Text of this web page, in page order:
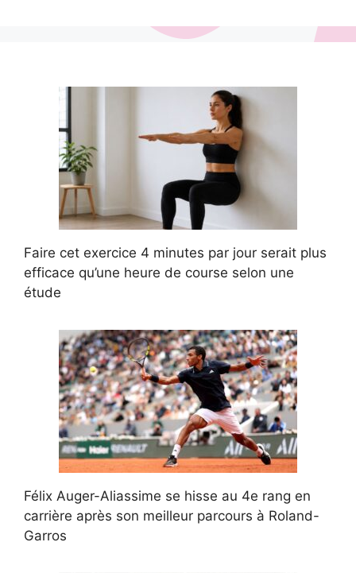
Faire cet exercice 4 minutes par jour serait plus
efficace qu’une heure de course selon une
étude
Félix Auger-Aliassime se hisse au 4e rang en
carrière après son meilleur parcours à Roland-
Garros